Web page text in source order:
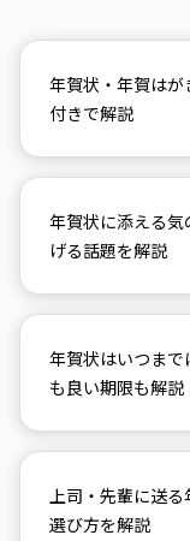
年賀状・年賀は
付きで解説
年賀状に添える
げる話題を解説
年賀状はいつま
も良い期限も解説
上司・先輩に送
選び方を解説